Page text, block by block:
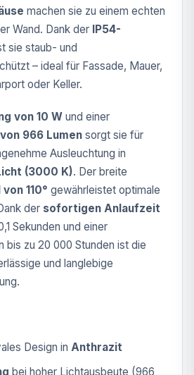
machen sie zu einem echten
Wand. Dank der IP54-
sie staub- und
– ideal für Fassade, Mauer,
oder Keller.
von 10 W und einer
966 Lumen sorgt sie für
Ausleuchtung in
(3000 K). Der breite
110° gewährleistet optimale
der sofortigen Anlaufzeit
Sekunden und einer
bis zu 20 000 Stunden ist die
und langlebige
Design in Anthrazit
bei hoher Lichtausbeute (966